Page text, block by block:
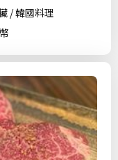
/ 韓國料理